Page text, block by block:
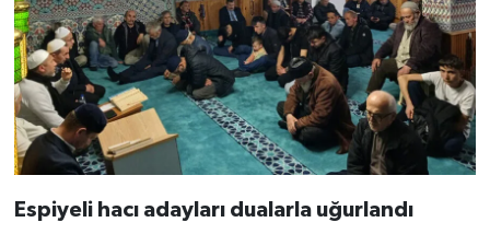
Espiyeli hacı adayları dualarla uğurlandı
Tekirdağ Müftülüğü
Tokat Müftülüğü
Trabzon Müftülüğü